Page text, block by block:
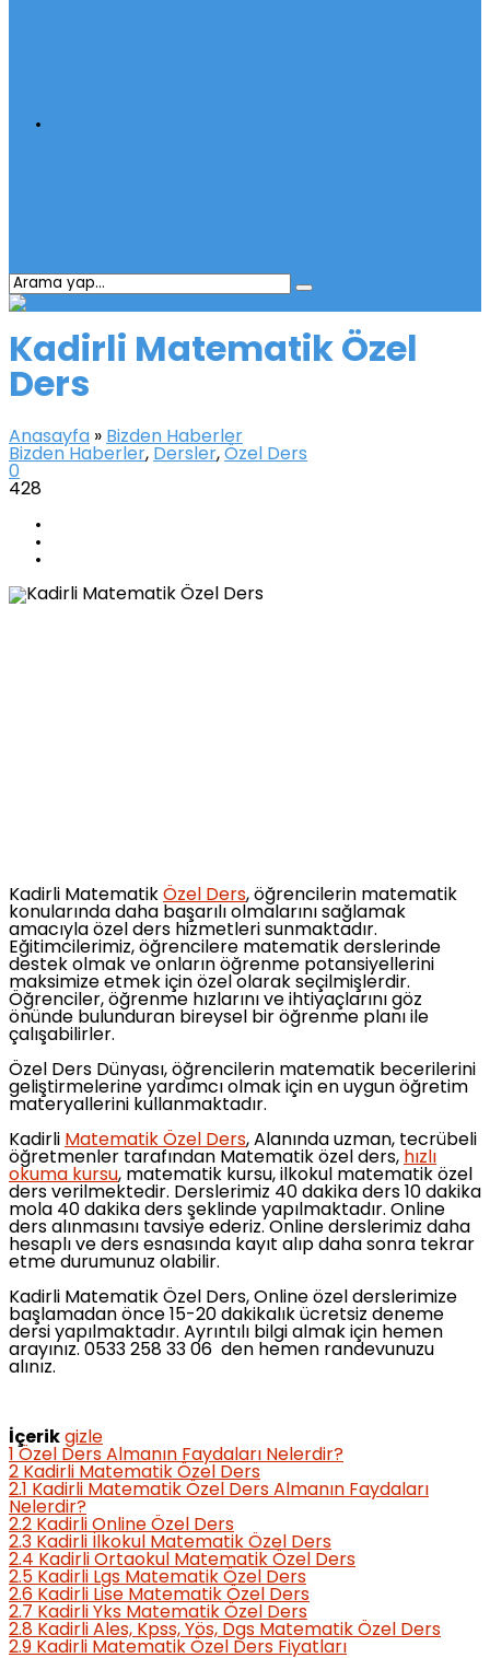
Kadirli Matematik Özel
Ders
Anasayfa » Bizden Haberler
Bizden Haberler, Dersler, Özel Ders
0
428
Kadirli Matematik Özel Ders, öğrencilerin matematik
konularında daha başarılı olmalarını sağlamak
amacıyla özel ders hizmetleri sunmaktadır.
Eğitimcilerimiz, öğrencilere matematik derslerinde
destek olmak ve onların öğrenme potansiyellerini
maksimize etmek için özel olarak seçilmişlerdir.
Öğrenciler, öğrenme hızlarını ve ihtiyaçlarını göz
önünde bulunduran bireysel bir öğrenme planı ile
çalışabilirler.
Özel Ders Dünyası, öğrencilerin matematik becerilerini
geliştirmelerine yardımcı olmak için en uygun öğretim
materyallerini kullanmaktadır.
Kadirli Matematik Özel Ders, Alanında uzman, tecrübeli
öğretmenler tarafından Matematik özel ders, hızlı
okuma kursu, matematik kursu, ilkokul matematik özel
ders verilmektedir. Derslerimiz 40 dakika ders 10 dakika
mola 40 dakika ders şeklinde yapılmaktadır. Online
ders alınmasını tavsiye ederiz. Online derslerimiz daha
hesaplı ve ders esnasında kayıt alıp daha sonra tekrar
etme durumunuz olabilir.
Kadirli Matematik Özel Ders, Online özel derslerimize
başlamadan önce 15-20 dakikalık ücretsiz deneme
dersi yapılmaktadır. Ayrıntılı bilgi almak için hemen
arayınız. 0533 258 33 06 den hemen randevunuzu
alınız.
İçerik gizle
Özel Ders Almanın Faydaları Nelerdir?
2 Kadirli Matematik Özel Ders
2.1
Kadirli Matematik Özel Ders Almanın Faydaları
Nelerdir?
2.2 Kadirli Online Özel Ders
2.3 Kadirli İlkokul Matematik Özel Ders
2.4 Kadirli Ortaokul Matematik Özel Ders
2.5 Kadirli Lgs Matematik Özel Ders
2.6 Kadirli Lise Matematik Özel Ders
2.7 Kadirli Yks Matematik Özel Ders
2.8 Kadirli Ales, Kpss, Yös, Dgs Matematik Özel Ders
2.9 Kadirli Matematik Özel Ders Fiyatları